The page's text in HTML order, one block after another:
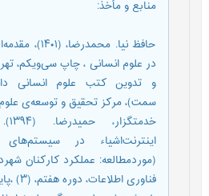
منابع و مأخذ:
حافظ نیا.
در علوم انسانی ، چاپ سی‌ویکم،
و تدوین کتب علوم انسانی
سمت)، مرکز تحقیق و توسعه‌ی علوم
اینترنت‌اشیاء در
(موردمطالعه: عملکرد کارکنان
فناوری اطلاعات، دوره‌ هفتم، (۳) ،پاییز۹۴، ۵۷۲-۵۵۳.